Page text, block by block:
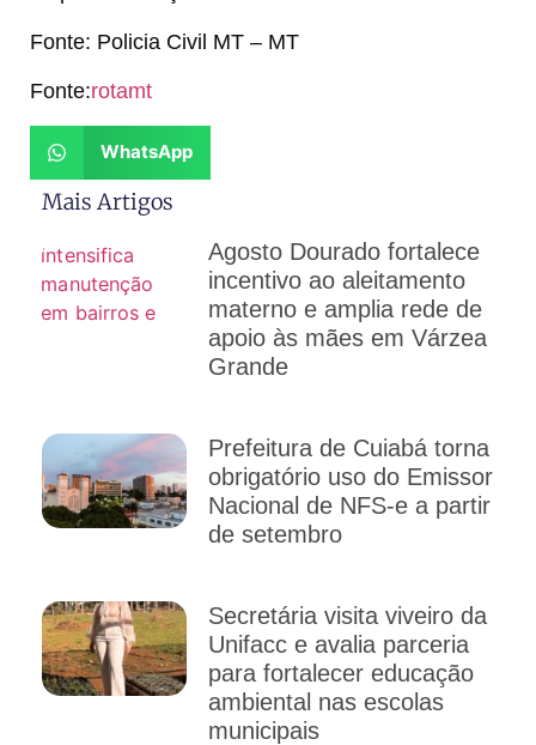
Fonte: Policia Civil MT – MT
Fonte:rotamt
WhatsApp
Mais Artigos
Agosto Dourado fortalece
incentivo ao aleitamento
materno e amplia rede de
apoio às mães em Várzea
Grande
Prefeitura de Cuiabá torna
obrigatório uso do Emissor
Nacional de NFS-e a partir
de setembro
Secretária visita viveiro da
Unifacc e avalia parceria
para fortalecer educação
ambiental nas escolas
municipais